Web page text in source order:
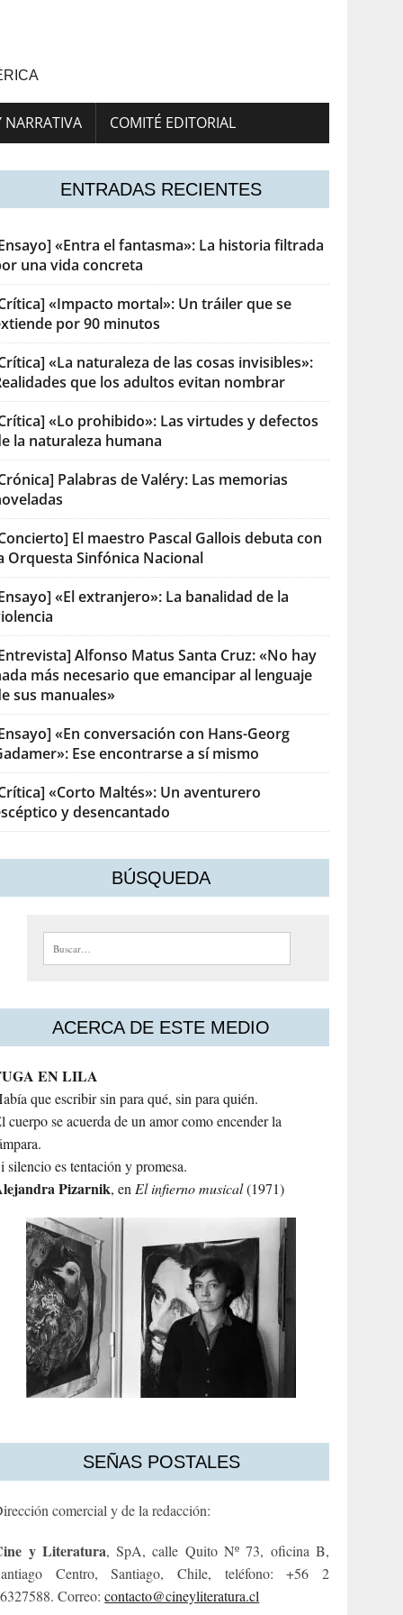
NARRATIVA COMITÉ EDITORIAL
ENTRADAS RECIENTES
«Entra el fantasma»: La historia filtrada
una vida concreta
«Impacto mortal»: Un tráiler que se
por 90 minutos
«La naturaleza de las cosas invisibles»:
que los adultos evitan nombrar
«Lo prohibido»: Las virtudes y defectos
la naturaleza humana
Palabras de Valéry: Las memorias
El maestro Pascal Gallois debuta con
Orquesta Sinfónica Nacional
«El extranjero»: La banalidad de la
Alfonso Matus Santa Cruz: «No hay
más necesario que emancipar al lenguaje
sus manuales»
«En conversación con Hans-Georg
Ese encontrarse a sí mismo
«Corto Maltés»: Un aventurero
y desencantado
BÚSQUEDA
Buscar:
ACERCA DE ESTE MEDIO
EN LILA
que escribir sin para qué, sin para quién.
cuerpo se acuerda de un amor como encender la
silencio es tentación y promesa.
Pizarnik, enEl infierno musical(1971)
SEÑAS POSTALES
comercial y de la redacción:
y Literatura, SpA, calle Quito Nº 73, oficina B,
Centro, Santiago, Chile, teléfono: +56 2
Correo:contacto@cineyliteratura.cl